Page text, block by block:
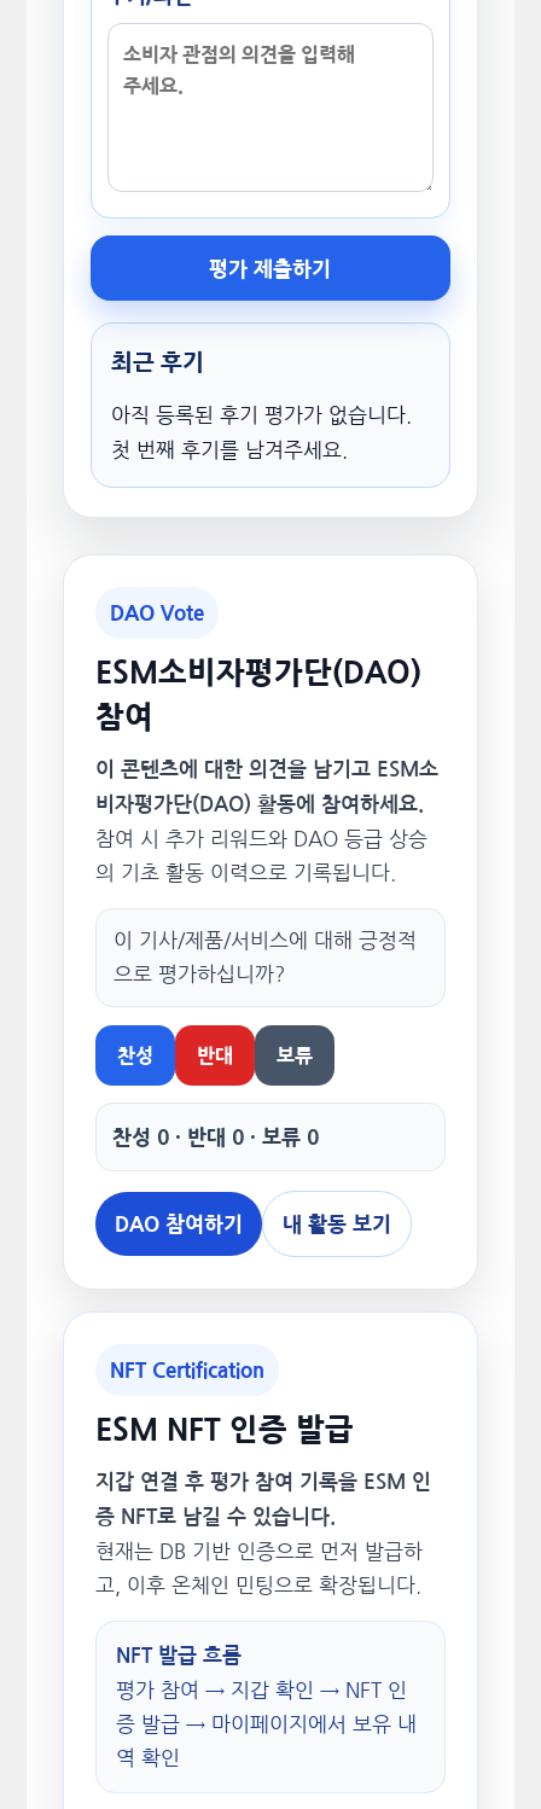
평가 제출하기
최근 후기
아직 등록된 후기 평가가 없습니다.
첫 번째 후기를 남겨주세요.
DAO Vote
ESM소비자평가단(DAO)
참여
이 콘텐츠에 대한 의견을 남기고 ESM소
비자평가단(DAO) 활동에 참여하세요.
참여 시 추가 리워드와 DAO 등급 상승
의 기초 활동 이력으로 기록됩니다.
이 기사/제품/서비스에 대해 긍정적
으로 평가하십니까?
찬성 반대 보류
찬성 0 · 반대 0 · 보류 0
DAO 참여하기 내 활동 보기
NFT Certification
ESM NFT 인증 발급
지갑 연결 후 평가 참여 기록을 ESM 인
증 NFT로 남길 수 있습니다.
현재는 DB 기반 인증으로 먼저 발급하
고, 이후 온체인 민팅으로 확장됩니다.
NFT 발급 흐름
평가 참여 → 지갑 확인 → NFT 인
증 발급 → 마이페이지에서 보유 내
역 확인